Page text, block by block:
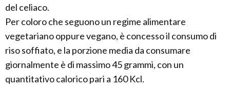
del celiaco.
Per coloro che seguono un regime alimentare
vegetariano oppure vegano, è concesso il consumo di
riso soffiato, e la porzione media da consumare
giornalmente è di massimo 45 grammi, con un
quantitativo calorico pari a 160 Kcl.